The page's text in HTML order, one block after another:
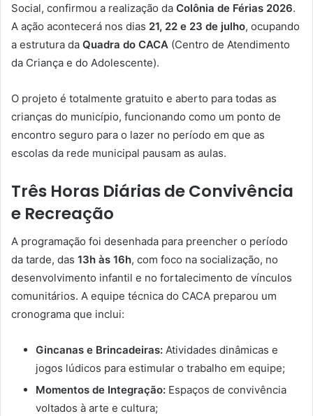
Social, confirmou a realização da Colônia de Férias 2026.
A ação acontecerá nos dias 21, 22 e 23 de julho, ocupando
a estrutura da Quadra do CACA (Centro de Atendimento
da Criança e do Adolescente).
O projeto é totalmente gratuito e aberto para todas as
crianças do município, funcionando como um ponto de
encontro seguro para o lazer no período em que as
escolas da rede municipal pausam as aulas.
Três Horas Diárias de Convivência
e Recreação
A programação foi desenhada para preencher o período
da tarde, das 13h às 16h, com foco na socialização, no
desenvolvimento infantil e no fortalecimento de vínculos
comunitários. A equipe técnica do CACA preparou um
cronograma que inclui:
Gincanas e Brincadeiras: Atividades dinâmicas e
jogos lúdicos para estimular o trabalho em equipe;
Momentos de Integração: Espaços de convivência
voltados à arte e cultura;